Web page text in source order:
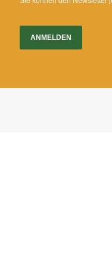
ANMELDEN